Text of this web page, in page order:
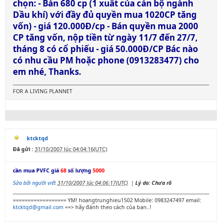
chọn: - Bán 680 cp (1 xuất của cán bộ ngành
Dầu khí) với đầy đủ quyền mua 1020CP tăng
vốn) - giá 120.000Đ/cp - Bán quyền mua 2000
CP tăng vốn, nộp tiền từ ngày 11/7 đến 27/7,
tháng 8 có cổ phiếu - giá 50.000Đ/CP Bác nào
có nhu cầu PM hoặc phone (0913283477) cho
em nhé, Thanks.
FOR A LIVING PLANNET
ktcktqd
Đã gửi : 31/10/2007 lúc 04:04:16(UTC)
cần mua PVFC giá 68 số lượng 5000
Sửa bởi người viết 31/10/2007 lúc 04:06:17(UTC) | Lý do: Chưa rõ
================== YM! hoangtrunghieu1502 Mobile: 0983247497 email:
ktcktqd@gmail.com ==> hãy đánh theo cách của bạn..!